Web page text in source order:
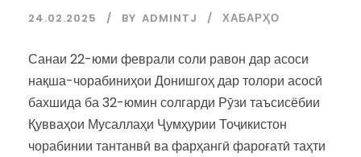
24.02.2025 BY ADMINTJ ХАБАРҲО
Санаи 22-юми феврали соли равон дар асоси
нақша-чорабиниҳои Донишгоҳ дар толори асосӣ
бахшида ба 32-юмин солгарди Рӯзи таъсисёбии
Қувваҳои Мусаллаҳи Ҷумҳурии Тоҷикистон
чорабинии тантанвӣ ва фарҳангӣ фароғатӣ таҳти